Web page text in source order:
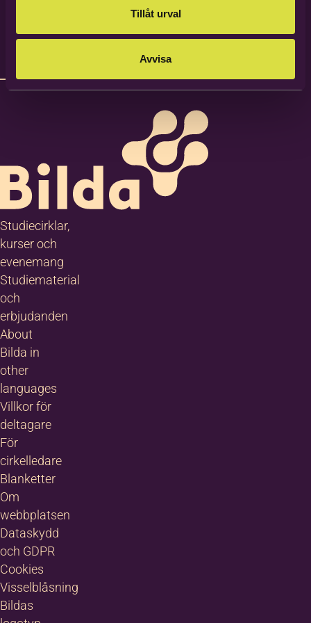
Tillåt urval
Avvisa
Studiecirklar,
kurser och
evenemang
Studiematerial
och
erbjudanden
About
Bilda in
other
languages
Villkor för
deltagare
För
cirkelledare
Blanketter
Om
webbplatsen
Dataskydd
och GDPR
Cookies
Visselblåsning
Bildas